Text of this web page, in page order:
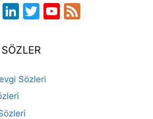
Pinterest
LinkedIn
TwitterYouTube
Sözleri